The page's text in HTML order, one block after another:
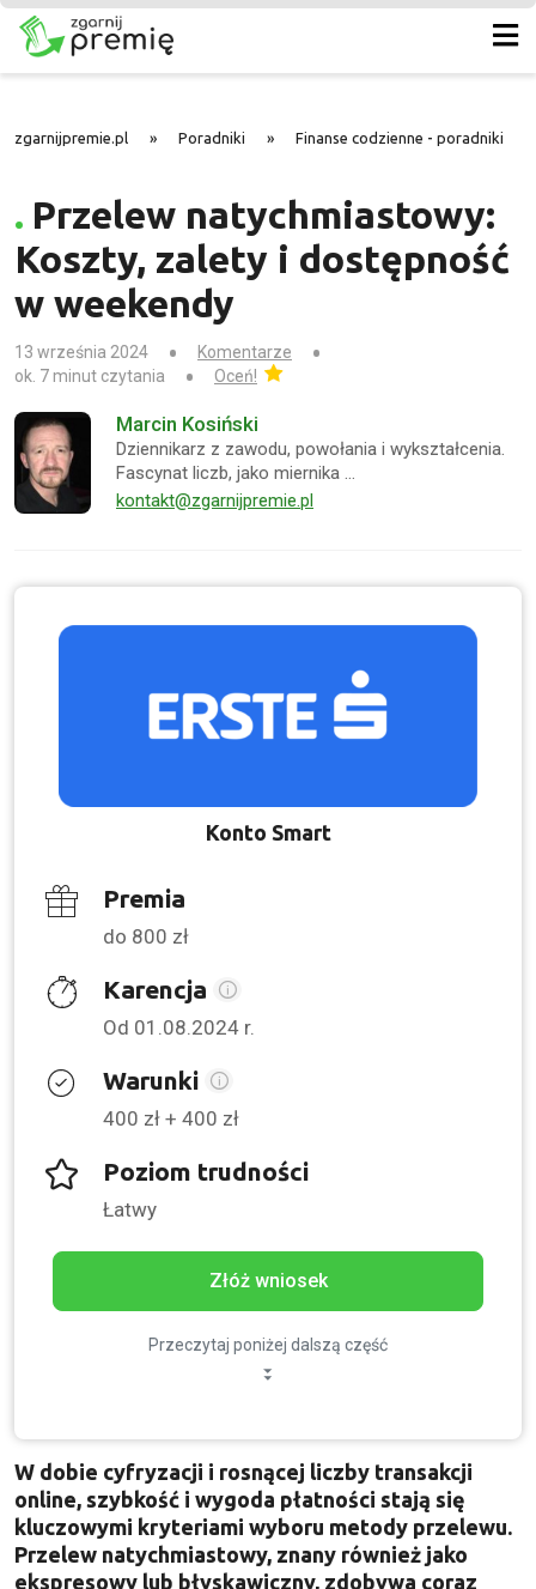
zgarnijpremie.pl » Poradniki » Finanse codzienne - poradniki
Przelew natychmiastowy:
Koszty, zalety i dostępność
w weekendy
13 września 2024
Komentarze
ok. 7 minut czytania
Oceń!
Marcin Kosiński
Dziennikarz z zawodu, powołania i wykształcenia.
Fascynat liczb, jako miernika …
kontakt@zgarnijpremie.pl
Konto Smart
Premia
do 800 zł
Karencja
Od 01.08.2024 r.
Warunki
400 zł + 400 zł
Poziom trudności
Łatwy
Złóż wniosek
Przeczytaj poniżej dalszą część
W dobie cyfryzacji i rosnącej liczby transakcji
online, szybkość i wygoda płatności stają się
kluczowymi kryteriami wyboru metody przelewu.
Przelew natychmiastowy, znany również jako
ekspresowy lub błyskawiczny, zdobywa coraz